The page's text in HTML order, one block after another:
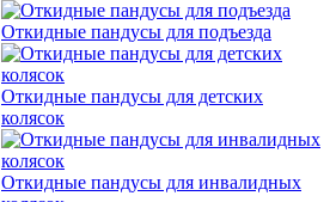
Откидные пандусы для подъезда
Откидные пандусы для детских
колясок
Откидные пандусы для инвалидных